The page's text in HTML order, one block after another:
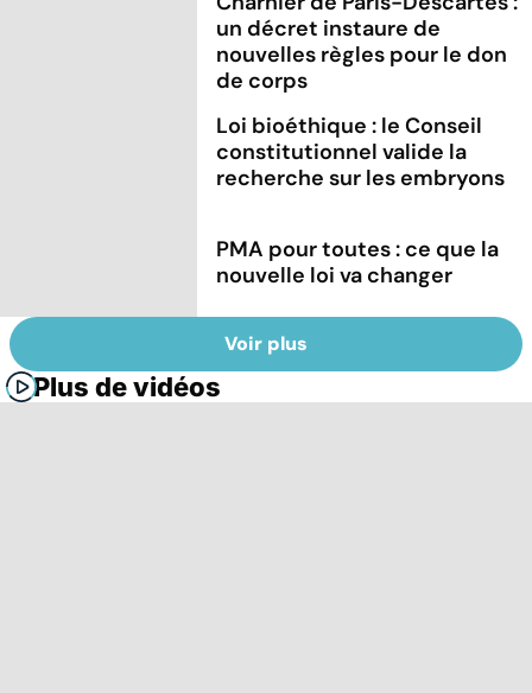
un décret instaure de
nouvelles règles pour le don
de corps
Loi bioéthique : le Conseil
constitutionnel valide la
recherche sur les embryons
PMA pour toutes : ce que la
nouvelle loi va changer
Voir plus
Plus de vidéos